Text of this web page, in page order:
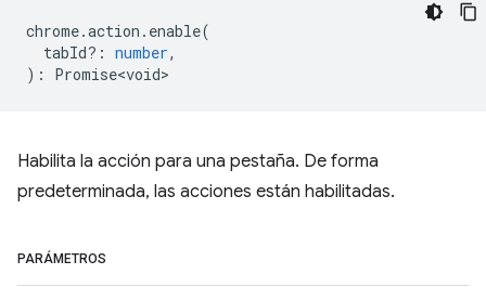
chrome.action . enable(
tabId? : number,
) : Promise<void>
Habilita la acción para una pestaña. De forma
predeterminada, las acciones están habilitadas.
PARÁMETROS